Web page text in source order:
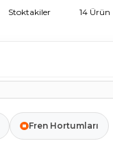
Stoktakiler 14 Ürün
Fren Hortumları